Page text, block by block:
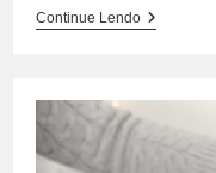
Continue LendoCurioso